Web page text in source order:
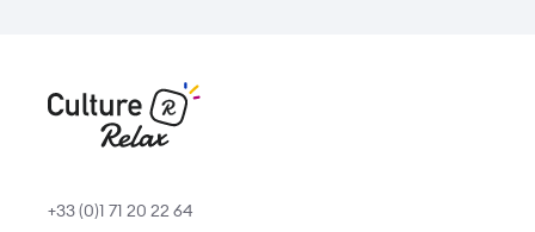
+33 (0)1 71 20 22 64